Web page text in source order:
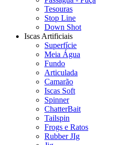
Tesouras
Stop Line
Down Shot
Iscas Artificiais
Superfície
Meia Água
Fundo
Articulada
Camarão
Iscas Soft
Spinner
ChatterBait
Tailspin
Frogs e Ratos
Rubber JIg